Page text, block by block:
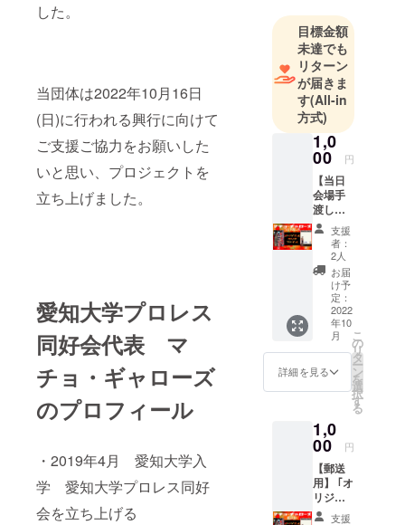
した。
当団体は2022年10月16日
(日)に行われる興行に向けて
ご支援ご協力をお願いした
いと思い、プロジェクトを
立ち上げました。
愛知大学プロレス
同好会代表 マ
チョ・ギャローズ
のプロフィール
・2019年4月 愛知大学入
学 愛知大学プロレス同好
会を立ち上げる
目標金額
未達でも
リターン
が届きま
す(All-in
方式)
1,0
00 円
【当日
会場手
渡し】
｢オリジ
ナルク
リア
ファイ
ル｣ 愛知
大学プ
ロレス
リング
同好会
オリジ
ナルの
クリア
ファイ
日提供
しま
す！ こ
こでし
か手に
入らな
いので
支援
者：
2人
お届
け予
定：
2022
年10
月
詳細を見る
こ
の
リ
タ
ー
ン
を
選
択
す
る
1,0
00 円
【郵送
用】 ｢オ
リジナ
ルクリ
支援